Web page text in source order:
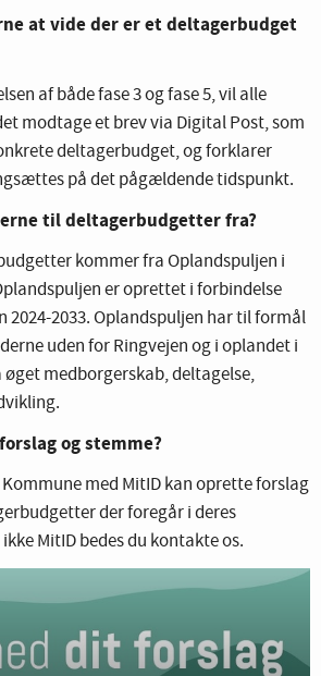
at vide der er et deltagerbudget
af både fase 3 og fase 5, vil alle
modtage et brev via Digital Post, som
deltagerbudget, og forklarer
på det pågældende tidspunkt.
til deltagerbudgetter fra?
kommer fra Oplandspuljen i
er oprettet i forbindelse
2024-2033. Oplandspuljen har til formål
uden for Ringvejen og i oplandet i
øget medborgerskab, deltagelse,
og stemme?
med MitID kan oprette forslag
der foregår i deres
MitID bedes du kontakte os.